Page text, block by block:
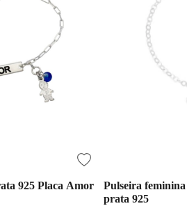
925 Placa Amor
Pulseira
prata 925